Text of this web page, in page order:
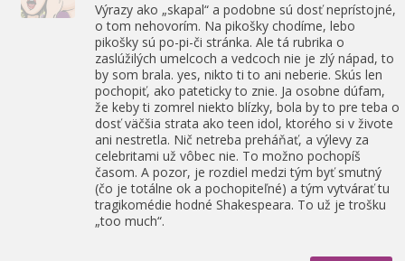
Výrazy ako „skapal“ a podobne sú dosť neprístojné,
o tom nehovorím. Na pikošky chodíme, lebo
pikošky sú po-pi-či stránka. Ale tá rubrika o
zaslúžilých umelcoch a vedcoch nie je zlý nápad, to
by som brala. yes, nikto ti to ani neberie. Skús len
pochopiť, ako pateticky to znie. Ja osobne dúfam,
že keby ti zomrel niekto blízky, bola by to pre teba o
dosť väčšia strata ako teen idol, ktorého si v živote
ani nestretla. Nič netreba preháňať, a výlevy za
celebritami už vôbec nie. To možno pochopíš
časom. A pozor, je rozdiel medzi tým byť smutný
(čo je totálne ok a pochopiteľné) a tým vytvárať tu
tragikomédie hodné Shakespeara. To už je trošku
„too much“.